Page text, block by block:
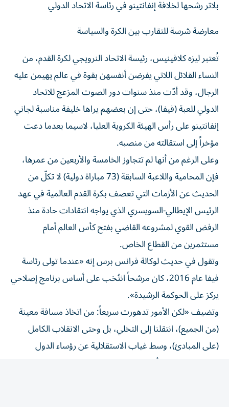
النساء القلائل اللاتي يفرضن أنفسهن بقوة في عالم يهيمن عليه
الرجال، وقد أدّت منذ سنوات دور الصوت المزعج للاتحاد
الدولي للعبة (فيفا)، حتى إن بعضهم يراها خليفة مناسبة لجاني
إنفانتينو على رأس الهيئة الكروية العليا، لاسيما بعدما دعت
مؤخراً إلى استقالته من منصبه.
وعلى الرغم من أنها لم تتجاوز الخامسة والأربعين من عمرها،
فإن المحامية واللاعبة السابقة (73 مباراة دولية) لا تكلّ من
الحديث عن الأزمات التي تعصف بكرة القدم العالمية في عهد
الرئيس الإيطالي-السويسري الذي يواجه انتقادات حادة منذ
الرفض القوي لمشروعه القاضي بفتح كأس العالم أمام
مستثمرين من القطاع الخاص.
وتقول في حديث لوكالة فرانس برس إنه «عندما تولى رئاسة
فيفا عام 2016، كان مرشحاً انتُخب على أساس برنامج إصلاحي
يركز على الحوكمة الرشيدة».
وتضيف «لكن الأمور تدهورت سريعاً: من اتخاذ مسافة معينة
(من الجميع)، انتقلنا إلى التخلي، بل وحتى الانقلاب الكامل
(على المبادئ)، وسط غياب الاستقلالية عن رؤساء الدول
وشخصيات نافذة أخرى، لاسيما في البلدان المضيفة لكؤوس